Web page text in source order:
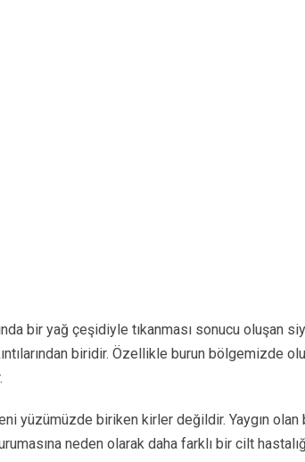
bir yağ çeşidiyle tıkanması sonucu oluşan
biridir. Özellikle burun bölgemizde
yüzümüzde biriken kirler değildir. Yaygın
neden olarak daha farklı bir cilt